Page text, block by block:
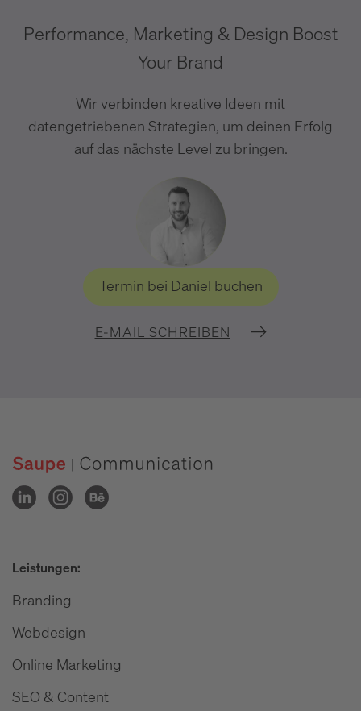
Performance, Marketing & Design Boost
Your Brand
Wir verbinden kreative Ideen mit
datengetriebenen Strategien, um deinen Erfolg
auf das nächste Level zu bringen.
Termin bei Daniel buchen
E-MAIL SCHREIBEN
Leistungen:
Branding
Webdesign
Online Marketing
SEO & Content